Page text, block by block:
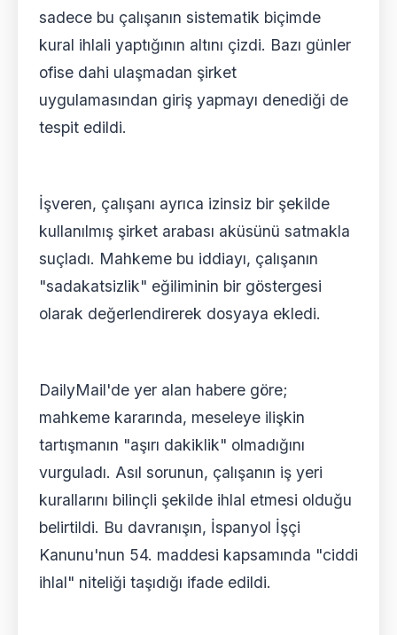
sadece bu çalışanın sistematik biçimde
kural ihlali yaptığının altını çizdi. Bazı günler
ofise dahi ulaşmadan şirket
uygulamasından giriş yapmayı denediği de
tespit edildi.
İşveren, çalışanı ayrıca izinsiz bir şekilde
kullanılmış şirket arabası aküsünü satmakla
suçladı. Mahkeme bu iddiayı, çalışanın
"sadakatsizlik" eğiliminin bir göstergesi
olarak değerlendirerek dosyaya ekledi.
DailyMail'de yer alan habere göre;
mahkeme kararında, meseleye ilişkin
tartışmanın "aşırı dakiklik" olmadığını
vurguladı. Asıl sorunun, çalışanın iş yeri
kurallarını bilinçli şekilde ihlal etmesi olduğu
belirtildi. Bu davranışın, İspanyol İşçi
Kanunu'nun 54. maddesi kapsamında "ciddi
ihlal" niteliği taşıdığı ifade edildi.